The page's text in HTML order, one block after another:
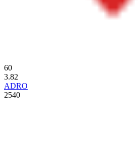
60
3.82
ADRO
2540